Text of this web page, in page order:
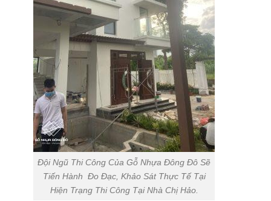
Đội Ngũ Thi Công Của Gỗ Nhựa Đông Đô Sẽ
Tiến Hành Đo Đạc, Khảo Sát Thực Tế Tại
Hiện Trạng Thi Công Tại Nhà Chị Hảo.